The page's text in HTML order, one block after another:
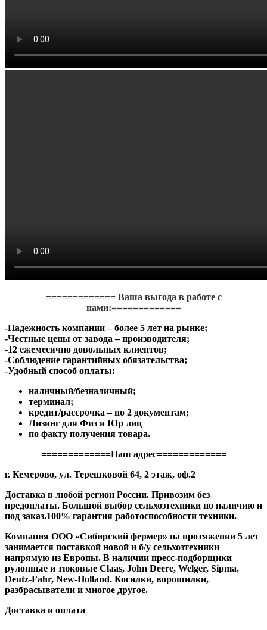
============= Ваша выгода в работе с
нами:=============
-Надежность компании – более 5 лет на рынке;
-Честные цены от завода – производителя;
-12 ежемесячно довольных клиентов;
-Соблюдение гарантийных обязательства;
-Удобный способ оплаты:
наличный/безналичный;
терминал;
кредит/рассрочка – по 2 документам;
Лизинг для Физ и Юр лиц
по факту получения товара.
=============Наш адрес=============
г. Кемерово, ул. Терешковой 64, 2 этаж, оф.2
Доставка в любой регион России. Привозим без
предоплаты. Большой выбор сельхозтехники по наличию и
под заказ.100% гарантия работоспособности техники.
Компания ООО «Сибирский фермер» на протяжении 5 лет
занимается поставкой новой и б/у сельхозтехники
напрямую из Европы. В наличии пресс-подборщики
рулонные и тюковые Claas, John Deere, Welger, Sipma,
Deutz-Fahr, New-Holland. Косилки, ворошилки,
разбрасыватели и многое другое.
Доставка и оплата